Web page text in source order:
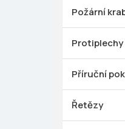
Požární
Protiplechy
Příruční
Řetězy